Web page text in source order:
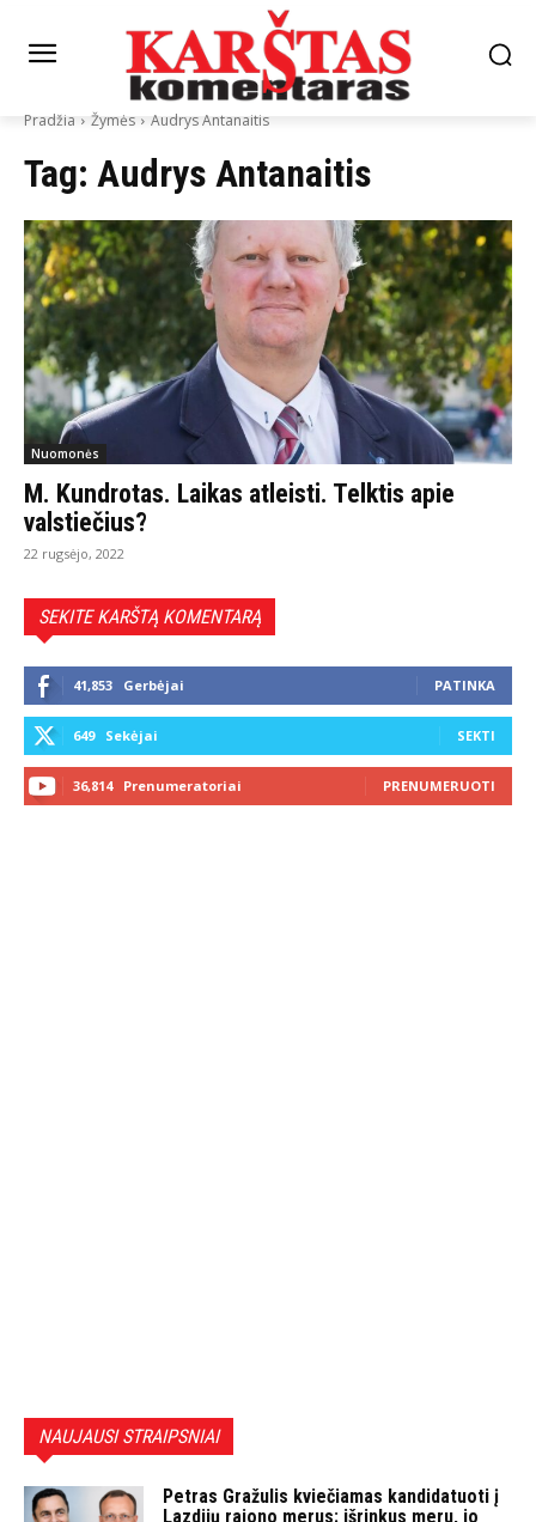
Pradžia Žymės Audrys Antanaitis
Tag: Audrys Antanaitis
Nuomonės
M. Kundrotas. Laikas atleisti. Telktis apie
valstiečius?
22 rugsėjo, 2022
SEKITE KARŠTĄ KOMENTARĄ
41,853 Gerbėjai PATINKA
649 Sekėjai SEKTI
36,814 Prenumeratoriai PRENUMERUOTI
NAUJAUSI STRAIPSNIAI
Petras Gražulis kviečiamas kandidatuoti į
Lazdijų rajono merus: išrinkus meru, jo